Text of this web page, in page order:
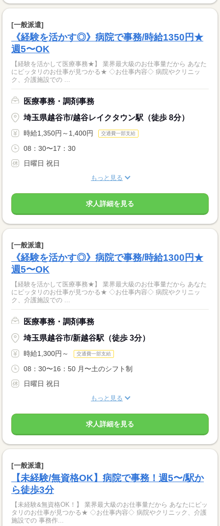
[一般派遣]
《経験を活かす◎》病院で事務/時給1350円★
週5〜OK
【経験を活かして医療事務★】 業界最大級のお仕事量だから あなた
にピッタリのお仕事が見つかる★ ◇お仕事内容◇ 病院やクリニッ
ク、介護施設での ...
医療事務・調剤事務
埼玉県越谷市/越谷レイクタウン駅（徒歩 8分）
時給1,350円～1,400円 交通費一部支給
08：30〜17：30
日曜日 祝日
もっと見る
求人詳細を見る
[一般派遣]
《経験を活かす◎》病院で事務/時給1300円★
週5〜OK
【経験を活かして医療事務★】 業界最大級のお仕事量だから あなた
にピッタリのお仕事が見つかる★ ◇お仕事内容◇ 病院やクリニッ
ク、介護施設での ...
医療事務・調剤事務
埼玉県越谷市/新越谷駅（徒歩 3分）
時給1,300円～ 交通費一部支給
08：30〜16：50 月〜土のシフト制
日曜日 祝日
もっと見る
求人詳細を見る
[一般派遣]
【未経験/無資格OK】病院で事務！週5〜/駅か
ら徒歩3分
【未経験&無資格OK！】 業界最大級のお仕事量だから あなたにピッ
タリのお仕事が見つかる★ ◇お仕事内容◇ 病院やクリニック、介護
施設での 事務作...